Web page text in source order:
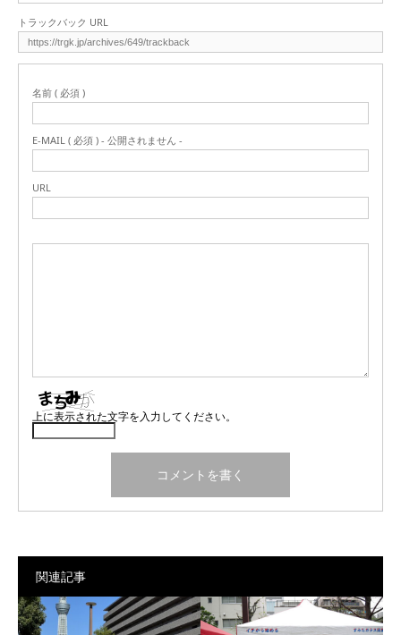
トラックバック URL
名前 ( 必須 )
E-MAIL ( 必須 ) - 公開されません -
URL
上に表示された文字を入力してください。
関連記事